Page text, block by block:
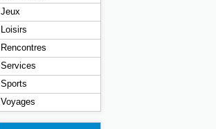
Jeux
Loisirs
Rencontres
Services
Sports
Voyages